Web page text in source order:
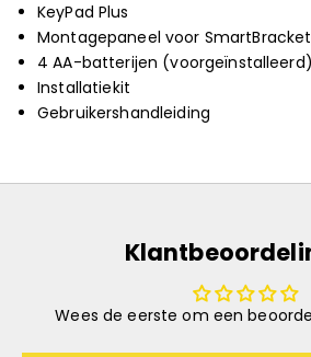
KeyPad Plus
Montagepaneel voor SmartBracket
4 AA-batterijen (voorgeïnstalleerd)
Installatiekit
Gebruikershandleiding
Wees de eerste om een